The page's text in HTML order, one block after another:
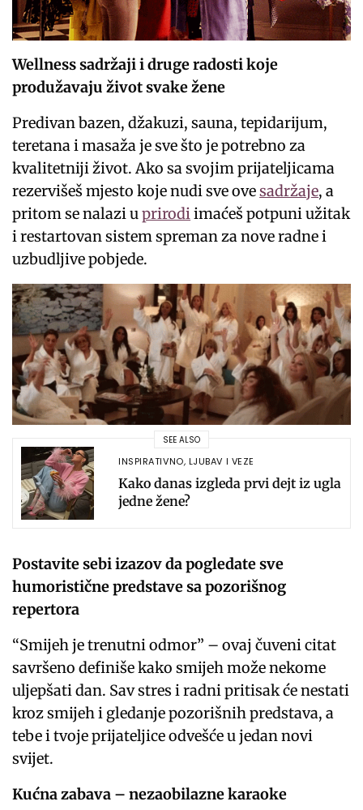
Wellness sadržaji i druge radosti koje
produžavaju život svake žene
Predivan bazen, džakuzi, sauna, tepidarijum,
teretana i masaža je sve što je potrebno za
kvalitetniji život. Ako sa svojim prijateljicama
rezervišeš mjesto koje nudi sve ovesadržaje, a
pritom se nalazi uprirodiimaćeš potpuni užitak
i restartovan sistem spreman za nove radne i
uzbudljive pobjede.
SEE ALSO
INSPIRATIVNO, LJUBAV I VEZE
Kako danas izgleda prvi dejt iz ugla
jedne žene?
Postavite sebi izazov da pogledate sve
humoristične predstave sa pozorišnog
repertora
“Smijeh je trenutni odmor” – ovaj čuveni citat
savršeno definiše kako smijeh može nekome
uljepšati dan. Sav stres i radni pritisak će nestati
kroz smijeh i gledanje pozorišnih predstava, a
tebe i tvoje prijateljice odvešće u jedan novi
svijet.
Kućna zabava – nezaobilazne karaoke